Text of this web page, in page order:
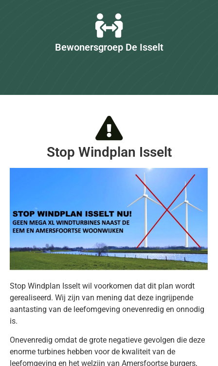
Bewonersgroep De Isselt
Stop Windplan Isselt
Stop Windplan Isselt wil voorkomen dat dit plan wordt
gerealiseerd. Wij zijn van mening dat deze ingrijpende
aantasting van de leefomgeving onevenredig en onnodig
is.
Onevenredig omdat de grote negatieve gevolgen die deze
enorme turbines hebben voor de kwaliteit van de
leefomgeving en het welzijn van Amersfoortse burgers,